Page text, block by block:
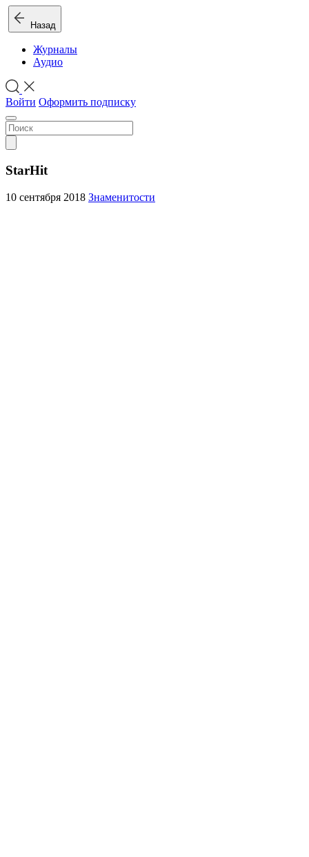
Назад
Журналы
Аудио
Войти Оформить подписку
StarHit
10 сентября 2018 Знаменитости